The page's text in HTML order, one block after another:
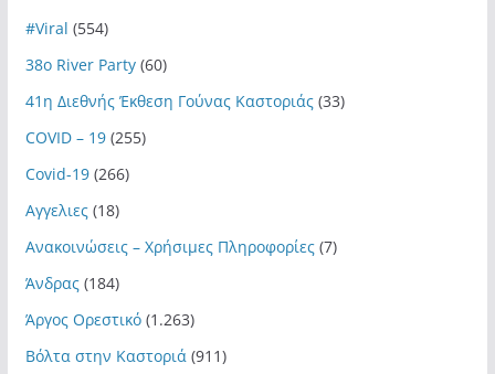
#Viral (554)
38ο River Party(60)
41η Διεθνής Έκθεση Γούνας Καστοριάς(33)
COVID – 19(255)
Covid-19(266)
Αγγελιες(18)
Ανακοινώσεις – Χρήσιμες Πληροφορίες(7)
Άνδρας(184)
Άργος Ορεστικό(1.263)
Βόλτα στην Καστοριά (911)